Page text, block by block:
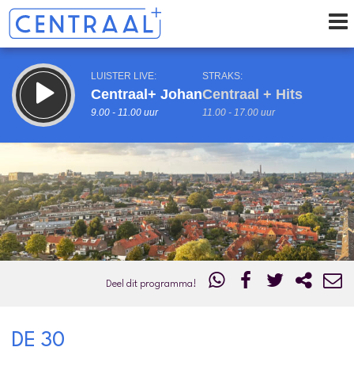
LUISTER LIVE:
Centraal+ Johan
9.00 - 11.00 uur
STRAKS:
Centraal + Hits
11.00 - 17.00 uur
Vorig uur uur 1 van 0 Volgend uur
Inklappen
Deel dit programma!
DE 30